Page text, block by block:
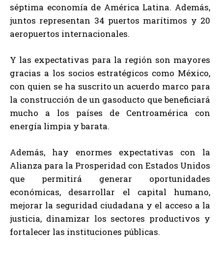
séptima economía de América Latina. Además,
juntos representan 34 puertos marítimos y 20
aeropuertos internacionales.
Y las expectativas para la región son mayores
gracias a los socios estratégicos como México,
con quien se ha suscrito un acuerdo marco para
la construcción de un gasoducto que beneficiará
mucho a los países de Centroamérica con
energía limpia y barata.
Además, hay enormes expectativas con la
Alianza para la Prosperidad con Estados Unidos
que permitirá generar oportunidades
económicas, desarrollar el capital humano,
mejorar la seguridad ciudadana y el acceso a la
justicia, dinamizar los sectores productivos y
fortalecer las instituciones públicas.